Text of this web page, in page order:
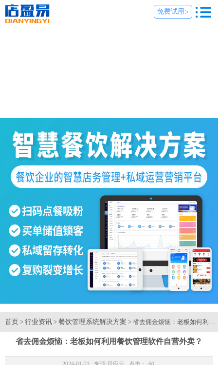
免费试用 >
首页 > 行业资讯 > 餐饮管理系统解决方案 > 省去佣金烦恼：老板如何利
省去佣金烦恼：老板如何利用餐饮管理软件自营外卖？